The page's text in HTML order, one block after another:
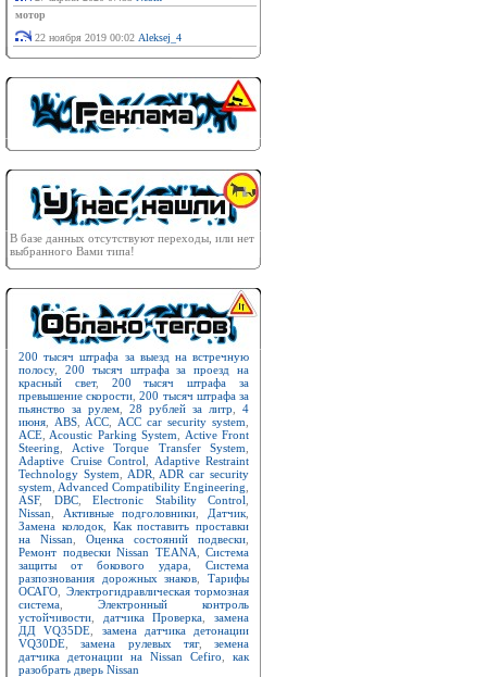
мотор
22 ноября 2019 00:02 Aleksej_4
В базе данных отсутствуют переходы, или нет
выбранного Вами типа!
200 тысяч штрафа за выезд на встречную
полосу, 200 тысяч штрафа за проезд на
красный свет, 200 тысяч штрафа за
превышение скорости ,200 тысяч штрафа за
пьянство за рулем
28 рублей за литр
4
июня
ABS ACC ACC car security system
ACE Acoustic Parking System
Active Front
Steering
Active Torque Transfer System
Adaptive Cruise Control
Adaptive Restraint
Technology System
ADR
ADR car security
system Advanced Compatibility Engineering
ASF, DBC, Electronic Stability Control
Nissan
Активные подголовники Датчик
Замена колодок, Как поставить проставки
на Nissan
Оценка состояний подвески
Ремонт подвески Nissan TEANA
Система
защиты от бокового удара
Система
разпознования дорожных знаков ,Тарифы
ОСАГО
Электрогидравлическая тормозная
система
Электронный контроль
устойчивости
датчика Проверка ,замена
ДД VQ35DE
замена датчика детонации
VQ30DE ,замена рулевых тяг, земена
датчика детонации на Nissan Cefiro
как
разобрать дверь Nissan